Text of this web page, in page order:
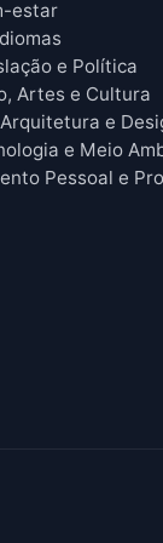
estar
e Política
Artes e Cultura
e
e Meio
Pessoal e